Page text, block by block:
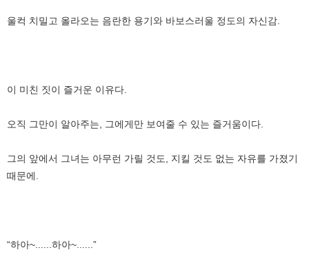
울컥 치밀고 올라오는 음란한 용기와 바보스러울 정도의 자신감.
이 미친 짓이 즐거운 이유다.
오직 그만이 알아주는, 그에게만 보여줄 수 있는 즐거움이다.
그의 앞에서 그녀는 아무런 가릴 것도, 지킬 것도 없는 자유를 가졌기
때문에.
“하아~......하아~......”